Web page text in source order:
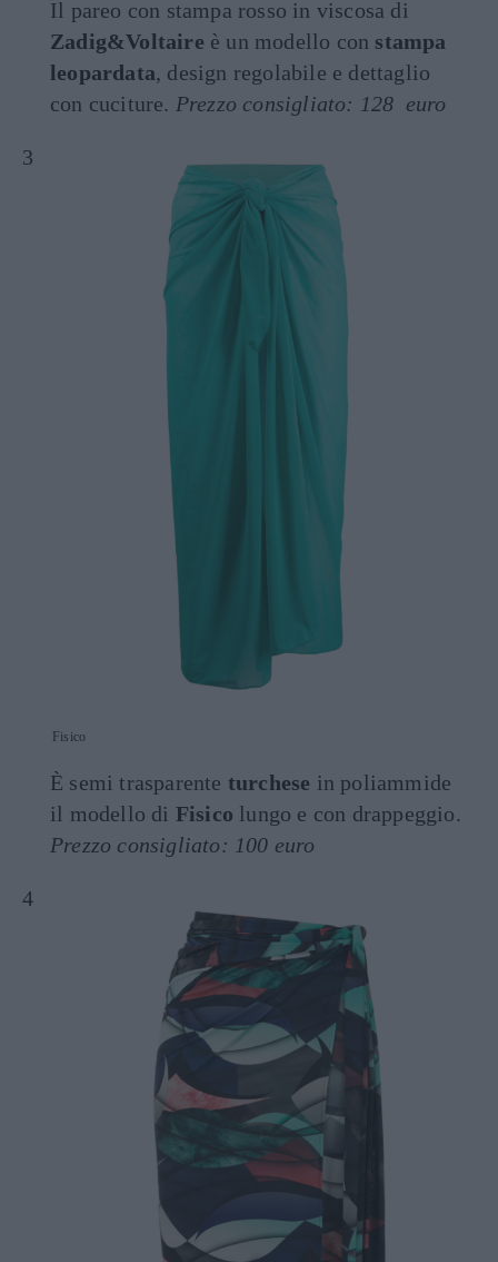
Il pareo con stampa rosso in viscosa di
Zadig&Voltaire è un modello con stampa
leopardata, design regolabile e dettaglio
con cuciture. Prezzo consigliato: 128 euro
Fisico
È semi trasparente turchese in poliammide
il modello di Fisico lungo e con drappeggio.
Prezzo consigliato: 100 euro